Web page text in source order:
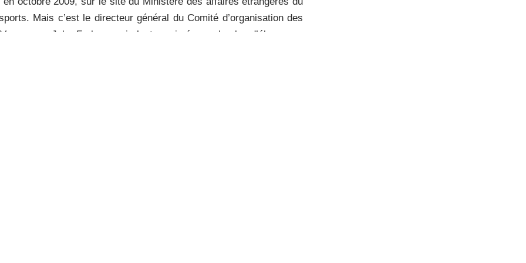
Mais c’est le directeur général du Comité d’organisation des
John Furlong, qui s’est exprimé avec le plus d’éloquence